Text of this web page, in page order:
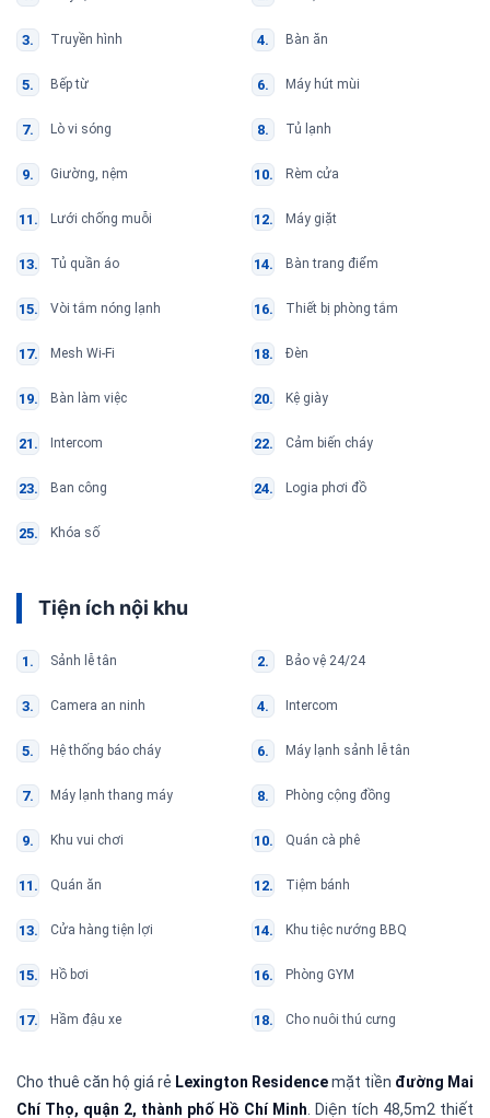
Truyền hình Bàn ăn
Bếp từ Máy hút mùi
Lò vi sóng Tủ lạnh
Giường, nệm Rèm cửa
Lưới chống muỗi Máy giặt
Tủ quần áo Bàn trang điểm
Vòi tắm nóng lạnh Thiết bị phòng tắm
Mesh Wi-Fi Đèn
Bàn làm việc Kệ giày
Intercom Cảm biến cháy
Ban công Logia phơi đồ
Khóa số
Tiện ích nội khu
Sảnh lễ tân Bảo vệ 24/24
Camera an ninh Intercom
Hệ thống báo cháy Máy lạnh sảnh lễ tân
Máy lạnh thang máy Phòng cộng đồng
Khu vui chơi Quán cà phê
Quán ăn Tiệm bánh
Cửa hàng tiện lợi Khu tiệc nướng BBQ
Hồ bơi Phòng GYM
Hầm đậu xe Cho nuôi thú cưng
Cho thuê căn hộ giá rẻ Lexington Residencemặt tiền đường Mai
Chí Thọ, quận 2, thành phố Hồ Chí Minh. Diện tích 48,5m2 thiết